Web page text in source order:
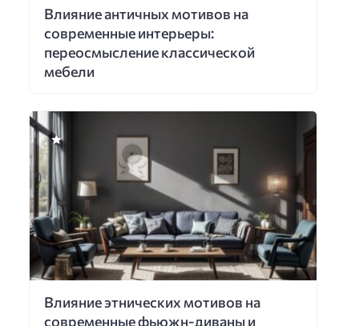
Влияние античных мотивов на
современные интерьеры:
переосмысление классической
мебели
Влияние этнических мотивов на
современные фьюжн-диваны и